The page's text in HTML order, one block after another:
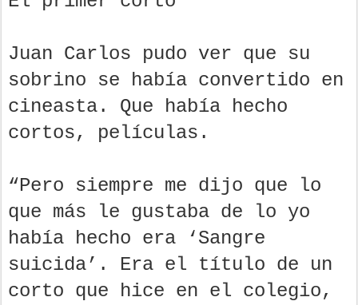
Juan Carlos pudo ver que su
sobrino se había convertido en
cineasta. Que había hecho
cortos, películas.
“Pero siempre me dijo que lo
que más le gustaba de lo yo
había hecho era ‘Sangre
suicida’. Era el título de un
corto que hice en el colegio,